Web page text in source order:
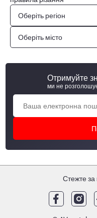
Оберіть регіон
Оберіть місто
Отримуйте
ми не
Стежте